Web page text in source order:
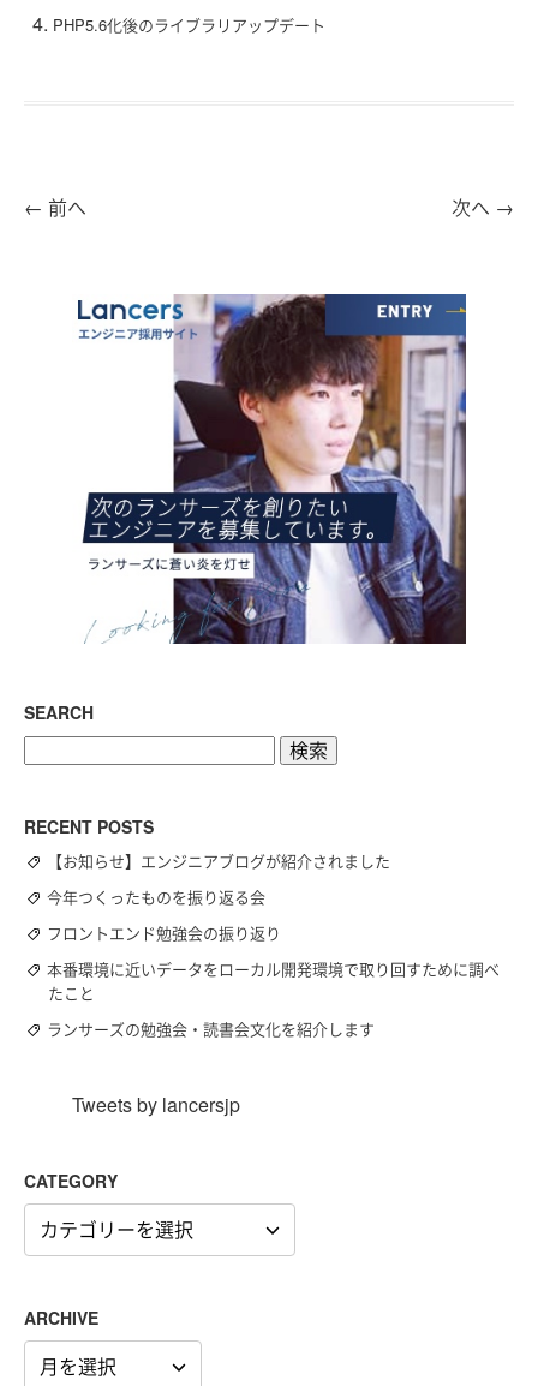
PHP5.6化後のライブラリアップデート
← 前へ 次へ →
SEARCH
RECENT POSTS
【お知らせ】エンジニアブログが紹介されました
今年つくったものを振り返る会
フロントエンド勉強会の振り返り
本番環境に近いデータをローカル開発環境で取り回すために調べ
たこと
ランサーズの勉強会・読書会文化を紹介します
Tweets by lancersjp
CATEGORY
CATEGORY
ARCHIVE
ARCHIVE